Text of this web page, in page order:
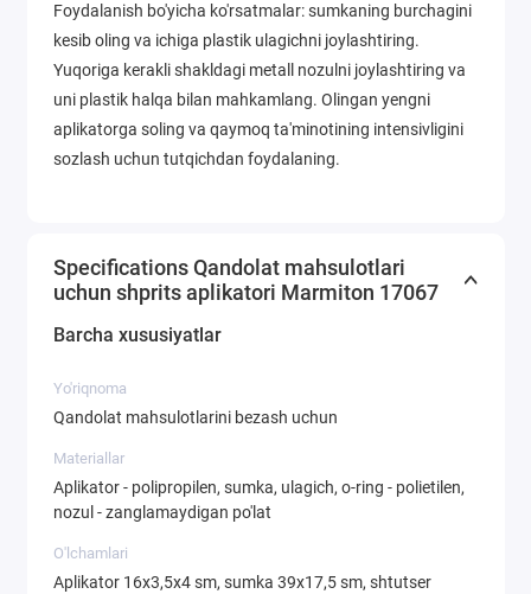
Foydalanish bo'yicha ko'rsatmalar: sumkaning burchagini
kesib oling va ichiga plastik ulagichni joylashtiring.
Yuqoriga kerakli shakldagi metall nozulni joylashtiring va
uni plastik halqa bilan mahkamlang. Olingan yengni
aplikatorga soling va qaymoq ta'minotining intensivligini
sozlash uchun tutqichdan foydalaning.
Specifications Qandolat mahsulotlari
uchun shprits aplikatori Marmiton 17067
Barcha xususiyatlar
Yo'riqnoma
Qandolat mahsulotlarini bezash uchun
Materiallar
Aplikator - polipropilen, sumka, ulagich, o-ring - polietilen,
nozul - zanglamaydigan po'lat
O'lchamlari
Aplikator 16x3,5x4 sm, sumka 39x17,5 sm, shtutser